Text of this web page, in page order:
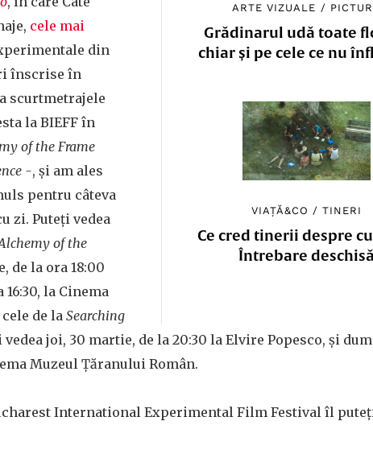
ARTE VIZUALE /
Grădinarul udă toate
chiar și pe cele ce nu
VIAȚĂ&CO /TINERI
Ce cred tinerii despre
Întrebare deschisă
cele mai
din
înscrise în
scurtmetrajele
la BIEFF în
of the Frame
-, și am ales
pentru câteva
zi. Puteți vedea
of the
de la ora 18:00
la Cinema
de laSearching
joi, 30 martie, de la 20:30 la Elvire Popesco, și
Muzeul Țăranului Român.
International Experimental Film Festival îl